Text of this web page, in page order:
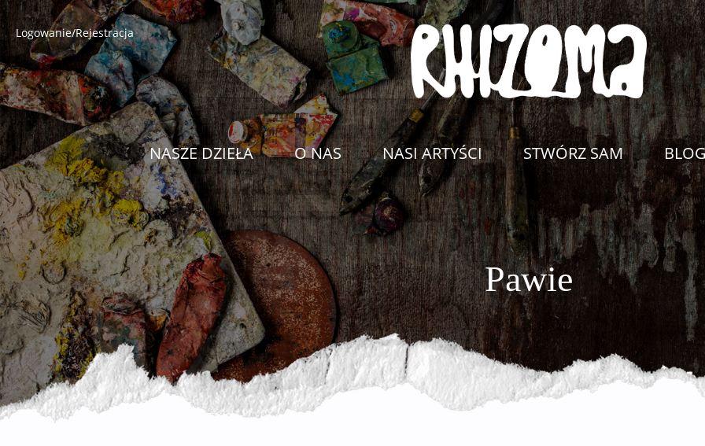
Logowanie/Rejestracja
NASZE DZIEŁA O NAS NASI ARTYŚCI STWÓRZ SAM
Pawie